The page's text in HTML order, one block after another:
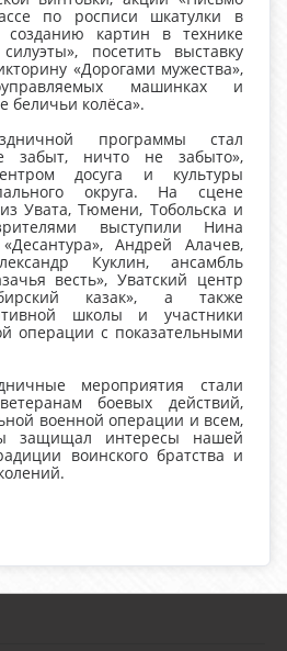
по росписи шкатулки в
картин в технике
посетить выставку
«Дорогами мужества»,
машинках и
беличьи колёса».
программы стал
забыт, ничто не забыто»,
досуга и культуры
округа. На сцене
Увата, Тюмени, Тобольска и
выступили Нина
Андрей Алачев,
Куклин, ансамбль
весть», Уватский центр
казак», а также
школы и участники
операции с показательными
мероприятия стали
боевых действий,
военной операции и всем,
защищал интересы нашей
воинского братства и